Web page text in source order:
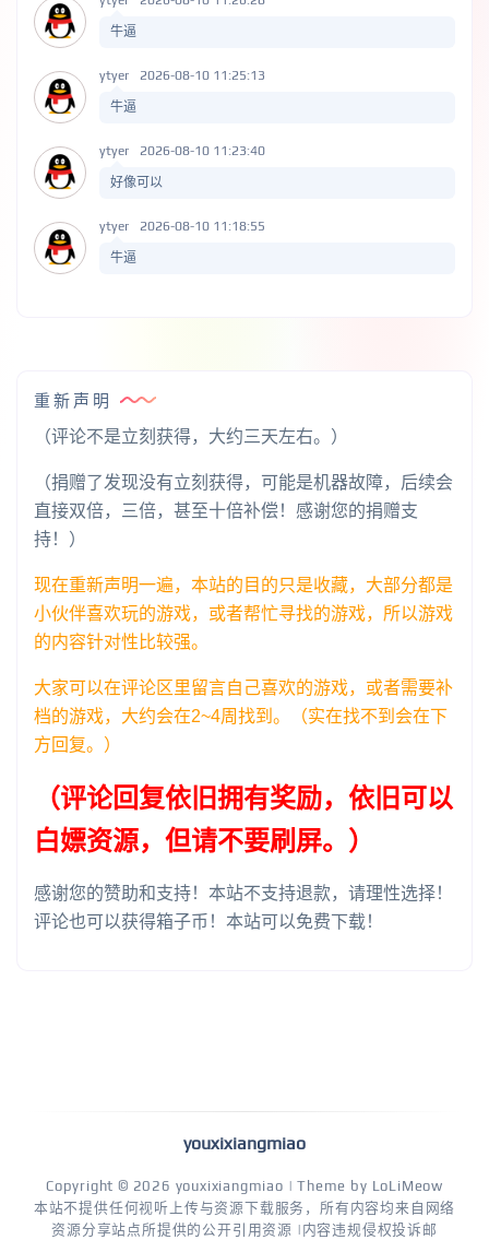
牛逼
ytyer 2026-08-10 11:25:13
牛逼
ytyer 2026-08-10 11:23:40
好像可以
ytyer 2026-08-10 11:18:55
牛逼
重新声明
（评论不是立刻获得，大约三天左右。）
（捐赠了发现没有立刻获得，可能是机器故障，后续会
直接双倍，三倍，甚至十倍补偿！感谢您的捐赠支
持！）
现在重新声明一遍，本站的目的只是收藏，大部分都是
小伙伴喜欢玩的游戏，或者帮忙寻找的游戏，所以游戏
的内容针对性比较强。
大家可以在评论区里留言自己喜欢的游戏，或者需要补
档的游戏，大约会在2~4周找到。（实在找不到会在下
方回复。）
（评论回复依旧拥有奖励，依旧可以
白嫖资源，但请不要刷屏。）
感谢您的赞助和支持！本站不支持退款，请理性选择！
评论也可以获得箱子币！本站可以免费下载！
youxixiangmiao
Copyright © 2026 youxixiangmiao | Theme by LoLiMeow
本站不提供任何视听上传与资源下载服务，所有内容均来自网络
资源分享站点所提供的公开引用资源 |内容违规侵权投诉邮